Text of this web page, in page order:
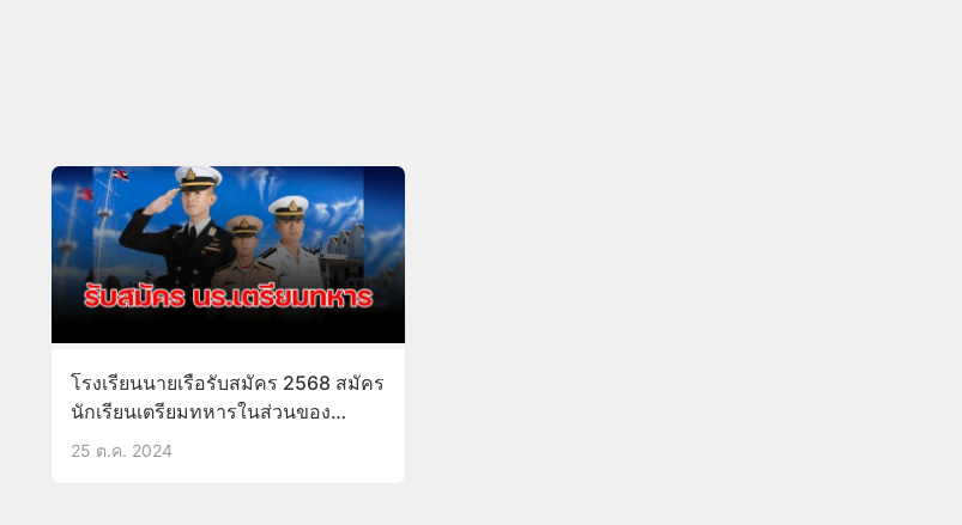
โรงเรียนนายเรือรับสมัคร 2568 สมัคร
นักเรียนเตรียมทหารในส่วนของ
กองทัพเรือ
25 ต.ค. 2024